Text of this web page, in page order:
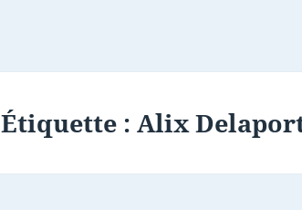
Étiquette :Alix